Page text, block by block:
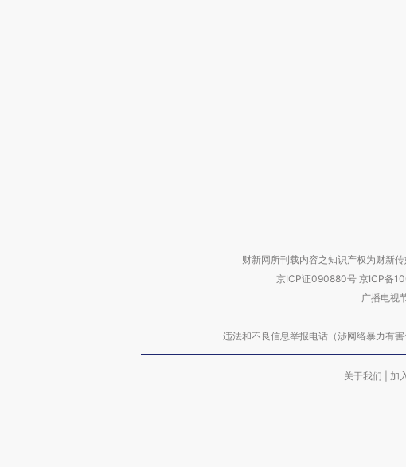
财新网所刊载内容之知识产权为财新
京ICP证090880号 京ICP备
广播电视
违法和不良信息举报电话（涉网络暴力
关于我们 加